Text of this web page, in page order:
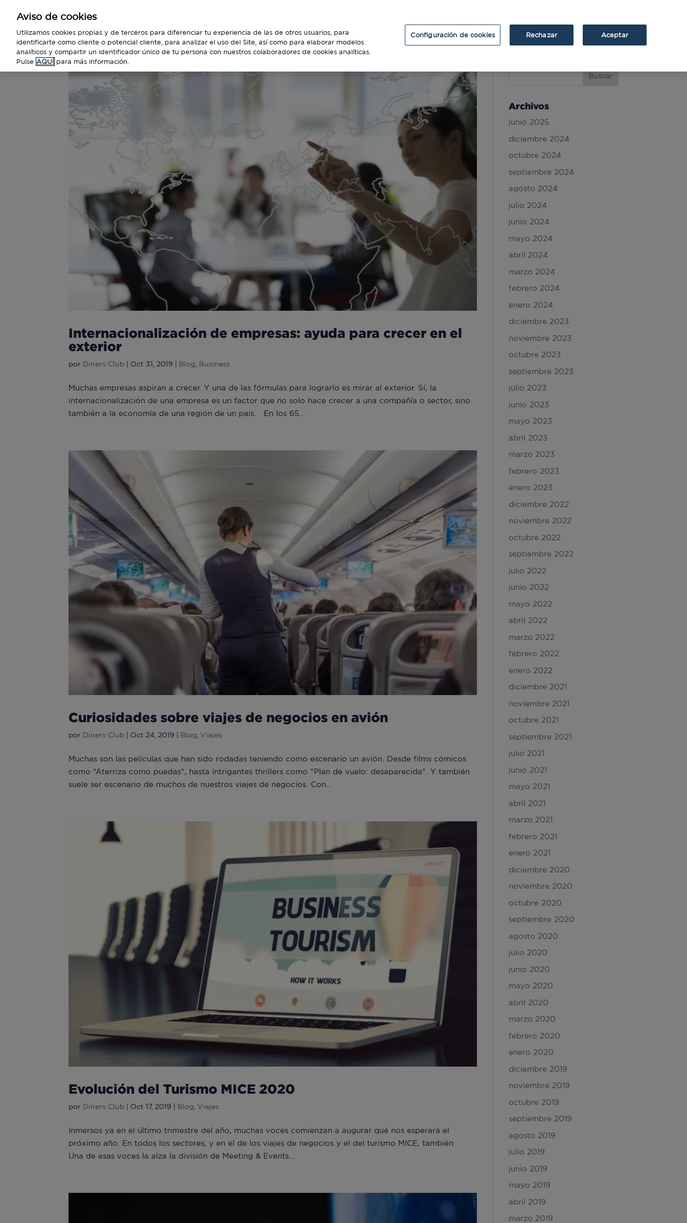
Internacionalización de empresas: ayuda para crecer en el
exterior
por Diners Club | Oct 31, 2019 | Blog Business
Muchas empresas aspiran a crecer. Y una de las fórmulas para lograrlo es mirar al exterior. Sí, la
internacionalización de una empresa es un factor que no solo hace crecer a una compañía o sector, sino
también a la economía de una región de un país. En los 65...
Curiosidades sobre viajes de negocios en avión
por Diners Club Oct 24, 2019 Blog Viajes
Muchas son las películas que han sido rodadas teniendo como escenario un avión. Desde films cómicos
como “Aterriza como puedas”, hasta intrigantes thrillers como “Plan de vuelo: desaparecida”. Y también
suele ser escenario de muchos de nuestros viajes de negocios. Con...
Evolución del Turismo MICE 2020
por Diners Club Oct 17, 2019 Blog Viajes
Inmersos ya en el último trimestre del año, muchas voces comienzan a augurar qué nos esperará el
próximo año. En todos los sectores, y en el de los viajes de negocios y el del turismo MICE, también.
Una de esas voces la alza la división de Meeting & Events...
Archivos
junio 2025
diciembre 2024
octubre 2024
septiembre 2024
agosto 2024
julio 2024
junio 2024
mayo 2024
abril 2024
marzo 2024
febrero 2024
enero 2024
diciembre 2023
noviembre 2023
octubre 2023
septiembre 2023
julio 2023
junio 2023
mayo 2023
abril 2023
marzo 2023
febrero 2023
enero 2023
diciembre 2022
noviembre 2022
octubre 2022
septiembre 2022
julio 2022
junio 2022
mayo 2022
abril 2022
marzo 2022
febrero 2022
enero 2022
diciembre 2021
noviembre 2021
octubre 2021
septiembre 2021
julio 2021
junio 2021
mayo 2021
abril 2021
marzo 2021
febrero 2021
enero 2021
diciembre 2020
noviembre 2020
octubre 2020
septiembre 2020
agosto 2020
julio 2020
junio 2020
mayo 2020
abril 2020
marzo 2020
febrero 2020
enero 2020
diciembre 2019
noviembre 2019
octubre 2019
septiembre 2019
agosto 2019
julio 2019
junio 2019
mayo 2019
abril 2019
marzo 2019
Aviso de cookies
Utilizamos cookies propias y de terceros para diferenciar tu experiencia de las de otros usuarios, para
identificarte como cliente o potencial cliente, para analizar el uso del Site, así como para elaborar modelos
analíticos y compartir un identificador único de tu persona con nuestros colaboradores de cookies analíticas.
Pulse AQUÍ para más información.
Configuración de cookies Rechazar Aceptar